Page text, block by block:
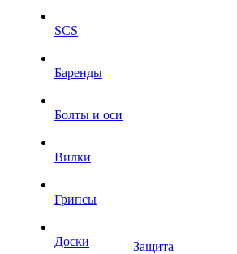
SCS
Баренды
Болты и оси
Вилки
Грипсы
Доски Защита